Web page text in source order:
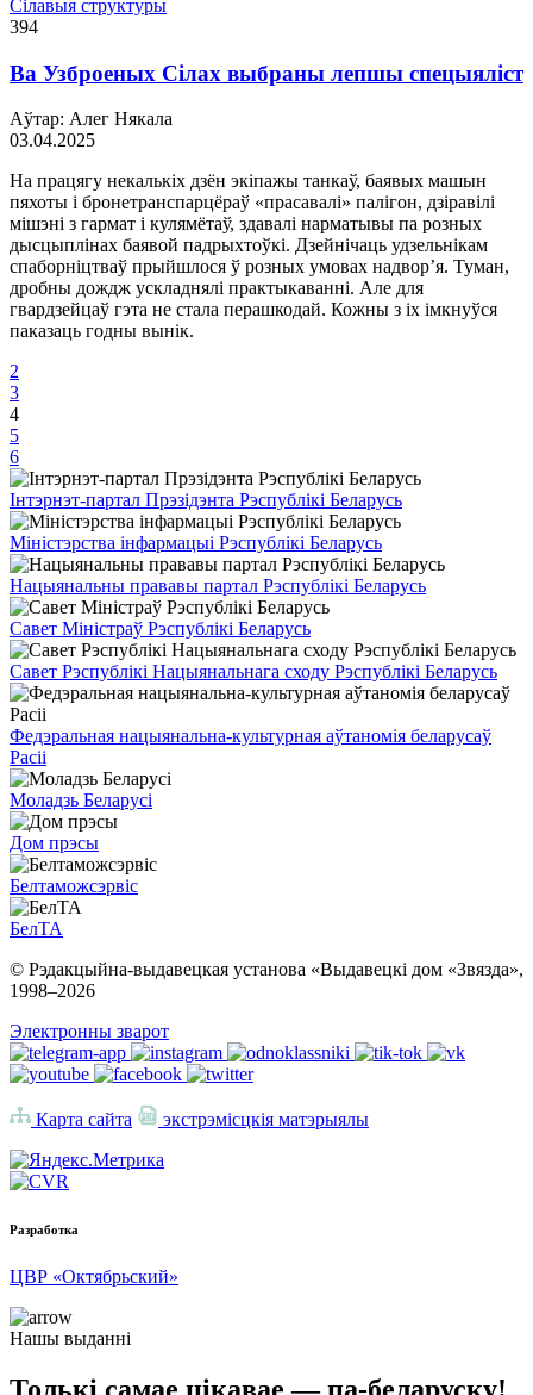
Сілавыя структуры
394
Ва Узброеных Сілах выбраны лепшы спецыяліст
Аўтар: Алег Някала
03.04.2025
На працягу некалькіх дзён экіпажы танкаў, баявых машын
пяхоты і бронетранспарцёраў «прасавалі» палігон, дзіравілі
мішэні з гармат і кулямётаў, здавалі нарматывы па розных
дысцыплінах баявой падрыхтоўкі. Дзейнічаць удзельнікам
спаборніцтваў прыйшлося ў розных умовах надвор’я. Туман,
дробны дождж ускладнялі практыкаванні. Але для
гвардзейцаў гэта не стала перашкодай. Кожны з іх імкнуўся
паказаць годны вынік.
2
3
4
5
6
Інтэрнэт-партал Прэзідэнта Рэспублікі Беларусь
Міністэрства інфармацыі Рэспублікі Беларусь
Нацыянальны прававы партал Рэспублікі Беларусь
Савет Міністраў Рэспублікі Беларусь
Савет Рэспублікі Нацыянальнага сходу Рэспублікі Беларусь
Федэральная нацыянальна-культурная аўтаномія беларусаў
Расіі
Моладзь Беларусі
Дом прэсы
Белтаможсэрвіс
БелТА
© Рэдакцыйна-выдавецкая установа «Выдавецкі дом «Звязда»,
1998–2026
Электронны зварот
Карта сайта экстрэмісцкія матэрыялы
Разработка
ЦВР «Октябрьский»
Нашы выданні